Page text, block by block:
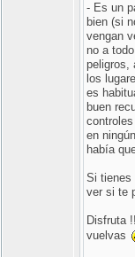
- Es un
bien (si
vengan
no a
peligros,
los
es
buen
en
había
Si tienes
ver si te
Disfruta
vuelvas